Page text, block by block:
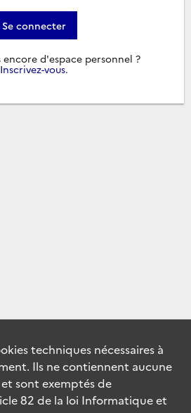
Se connecter
encore d'espace personnel ?
Inscrivez-vous.
techniques nécessaires à
Ils ne contiennent aucune
sont exemptés de
82 de la loi Informatique et